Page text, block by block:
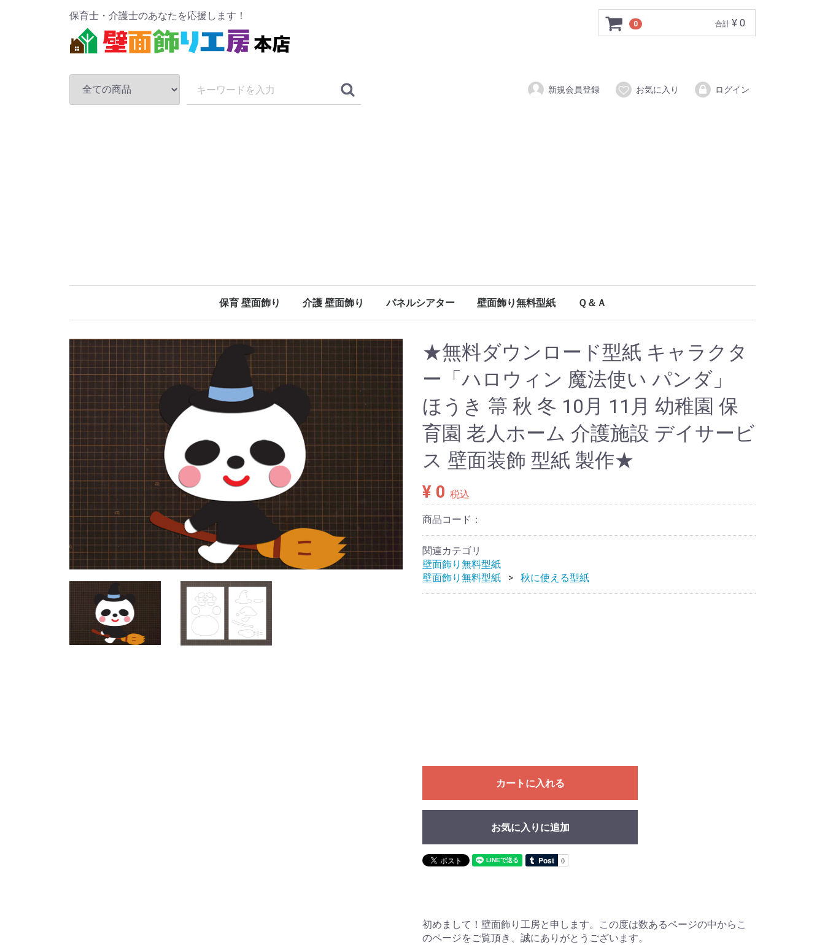
保育士・介護士のあなたを応援します！
0 合計 ¥ 0
新規会員登録 お気に入り ログイン
保育 壁面飾り 介護 壁面飾り パネルシアター 壁面飾り無料型紙 Ｑ＆Ａ
★無料ダウンロード型紙 キャラクタ
ー「ハロウィン 魔法使い パンダ」
ほうき 箒 秋 冬 10月 11月 幼稚園 保
育園 老人ホーム 介護施設 デイサービ
ス 壁面装飾 型紙 製作★
¥ 0 税込
商品コード：
関連カテゴリ
壁面飾り無料型紙
壁面飾り無料型紙
秋に使える型紙
カートに入れる
お気に入りに追加
初めまして！壁面飾り工房と申します。この度は数あるページの中からこ
のページをご覧頂き、誠にありがとうございます。